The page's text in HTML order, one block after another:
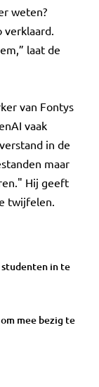
weten?
laat de
van Fontys
vaak
in de
maar
Hij geeft
twijfelen.
studenten in te
mee bezig te